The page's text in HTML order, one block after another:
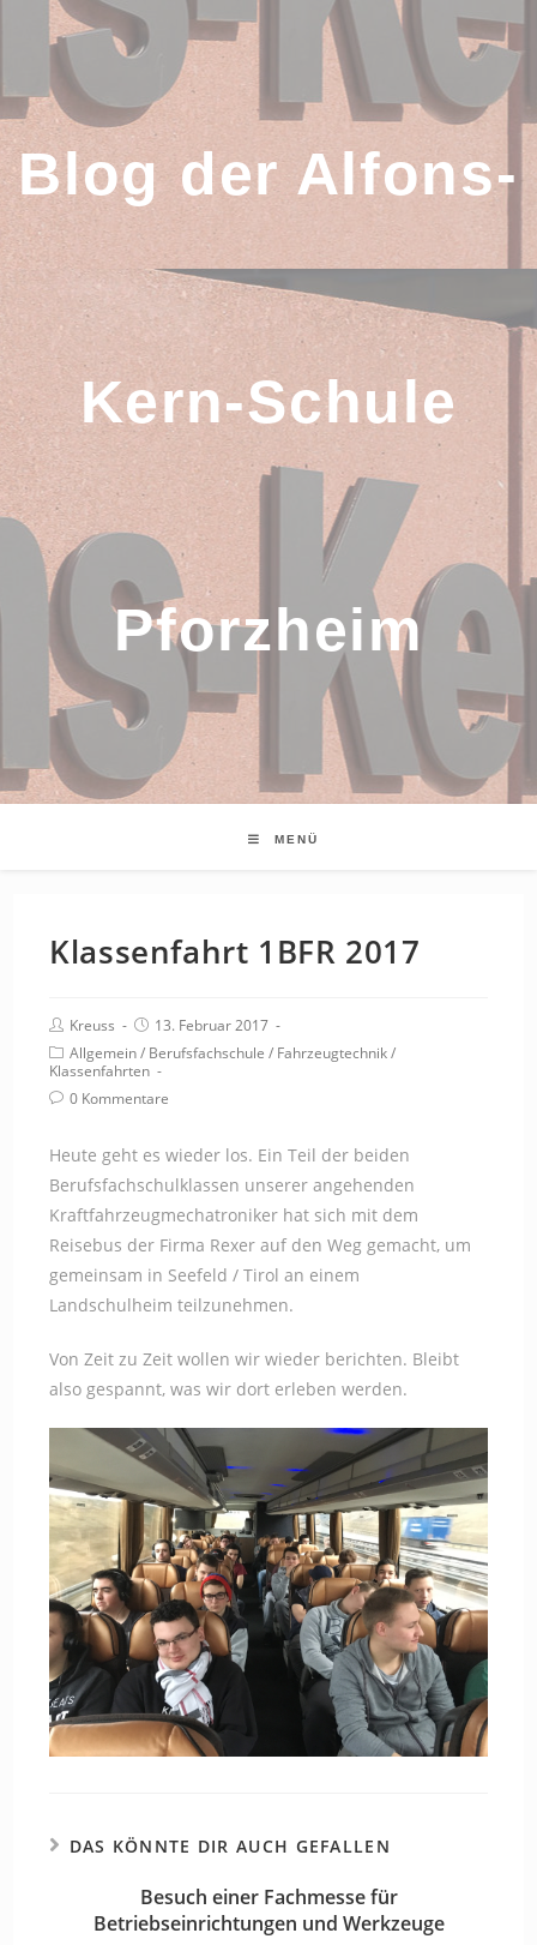
Blog der Alfons-
Kern-Schule
Pforzheim
MENÜ
Klassenfahrt 1BFR 2017
Beitrags-
Autor:
Kreuss
Beitrag
veröffentlicht:
13. Februar 2017
Beitrags-
Kategorie:
Allgemein/ Berufsfachschule / Fahrzeugtechnik/
Klassenfahrten
Beitrags-
0 Kommentare
Heute geht es wieder los. Ein Teil der beiden
Berufsfachschulklassen unserer angehenden
Kraftfahrzeugmechatroniker hat sich mit dem
Reisebus der Firma Rexer auf den Weg gemacht, um
gemeinsam in Seefeld / Tirol an einem
Landschulheim teilzunehmen.
Von Zeit zu Zeit wollen wir wieder berichten. Bleibt
also gespannt, was wir dort erleben werden.
DAS KÖNNTE DIR AUCH GEFALLEN
Besuch einer Fachmesse für
Betriebseinrichtungen und Werkzeuge